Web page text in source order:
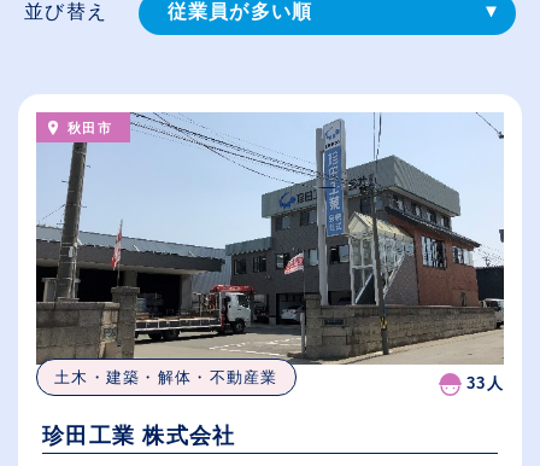
並び替え 従業員が多い順
給与が高い順
（⾼卒の給与を基準）
休日数が多い順
秋田市
土木・建築・解体・不動産業 33人
珍田工業 株式会社